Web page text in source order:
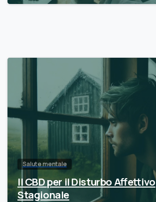
Salute mentale
Il CBD per il Disturbo Affettivo
Stagionale